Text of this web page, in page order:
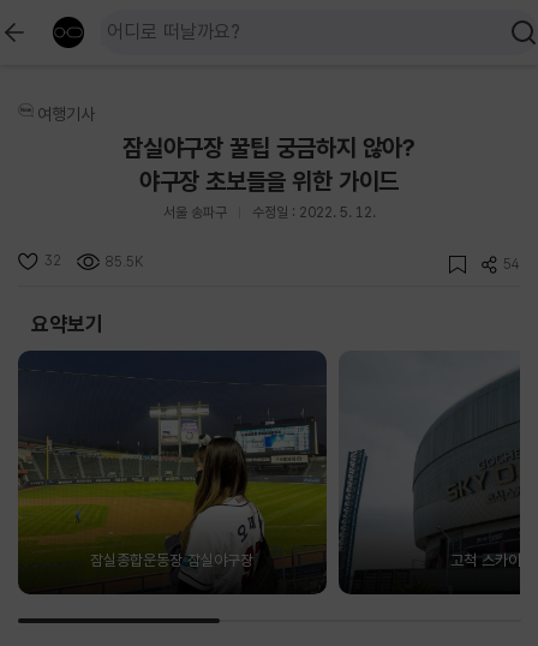
여행기사
잠실야구장 꿀팁 궁금하지 않아?
야구장 초보들을 위한 가이드
서울 송파구 수정일 : 2022. 5. 12.
32 85.5K 54
요약보기
잠실종합운동장 잠실야구장 고척 스카이돔